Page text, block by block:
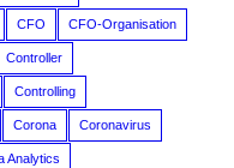
CFO CFO-Organisation
Controller
Controlling
Corona Coronavirus
Analytics